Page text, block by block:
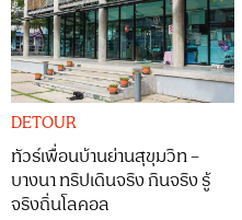
DETOUR
ทัวร์เพื่อนบ้านย่านสุขุมวิท –
บางนา ทริปเดินจริง กินจริง รู้
จริงถิ่นโลคอล